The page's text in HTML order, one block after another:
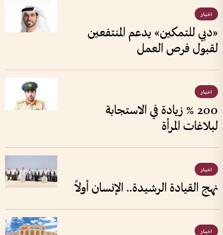
اخبار
«دبي للتمكين» يدعم المنتفعين
لقبول فرص العمل
اخبار
200 % زيادة في الاستجابة
لبلاغات المرأة
اخبار
نهج القيادة الرشيدة.. الإنسان أولاً
اخبار